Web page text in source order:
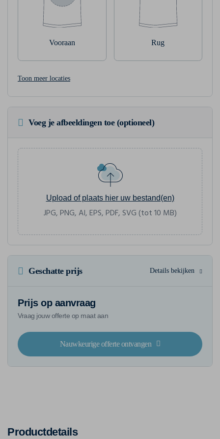
Vooraan Rug
Toon meer locaties
Voeg je afbeeldingen toe (optioneel)
Upload of plaats hier uw bestand(en)
JPG, PNG, AI, EPS, PDF, SVG (tot 10 MB)
Geschatte prijs Details bekijken
Prijs op aanvraag
Vraag jouw offerte op maat aan
Nauwkeurige offerte ontvangen
Productdetails